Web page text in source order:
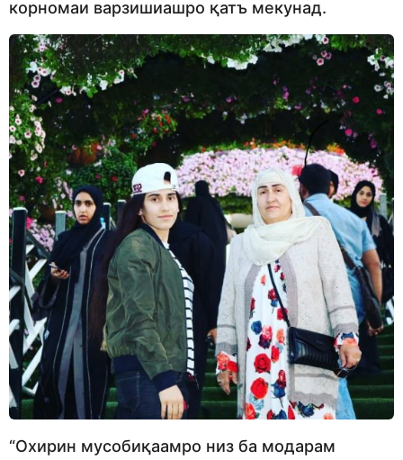
корномаи варзишиашро қатъ мекунад.
“Охирин мусобиқаамро низ ба модарам